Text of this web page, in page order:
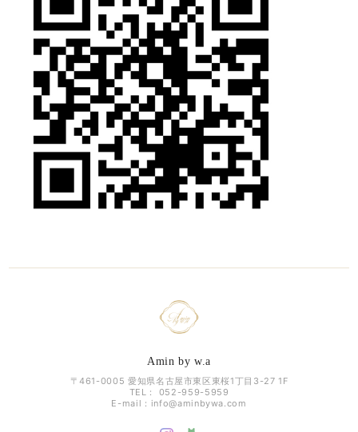
Amin by w.a
〒461-0005 愛知県名古屋市東区東桜1丁目3-27 1F
TEL： 052-959-5959
E-mail： info@aminbywa.com